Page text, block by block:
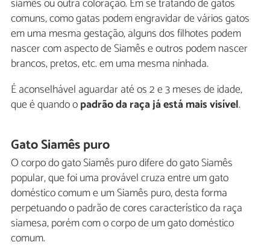
comuns, como gatas podem engravidar de vários gatos
em uma mesma gestação, alguns dos filhotes podem
nascer com aspecto de Siamês e outros podem nascer
brancos, pretos, etc. em uma mesma ninhada.
É aconselhável aguardar até os 2 e 3 meses de idade,
que é quando opadrão da raça já está mais visível.
Gato Siamês puro
O corpo do gato Siamês puro difere do gato Siamês
popular, que foi uma provável cruza entre um gato
doméstico comum e um Siamês puro, desta forma
perpetuando o padrão de cores característico da raça
siamesa, porém com o corpo de um gato doméstico
comum.